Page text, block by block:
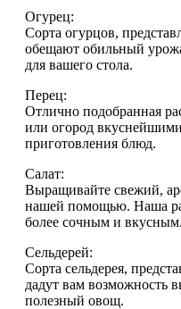
Огурец:
Сорта огурцов,
обещают обильный
для вашего стола.
Перец:
Отлично подобранная
или огород
приготовления блюд.
Салат:
Выращивайте свежий,
нашей помощью. Наша
более сочным и вкусным.
Сельдерей:
Сорта сельдерея,
дадут вам возможность
полезный овощ.